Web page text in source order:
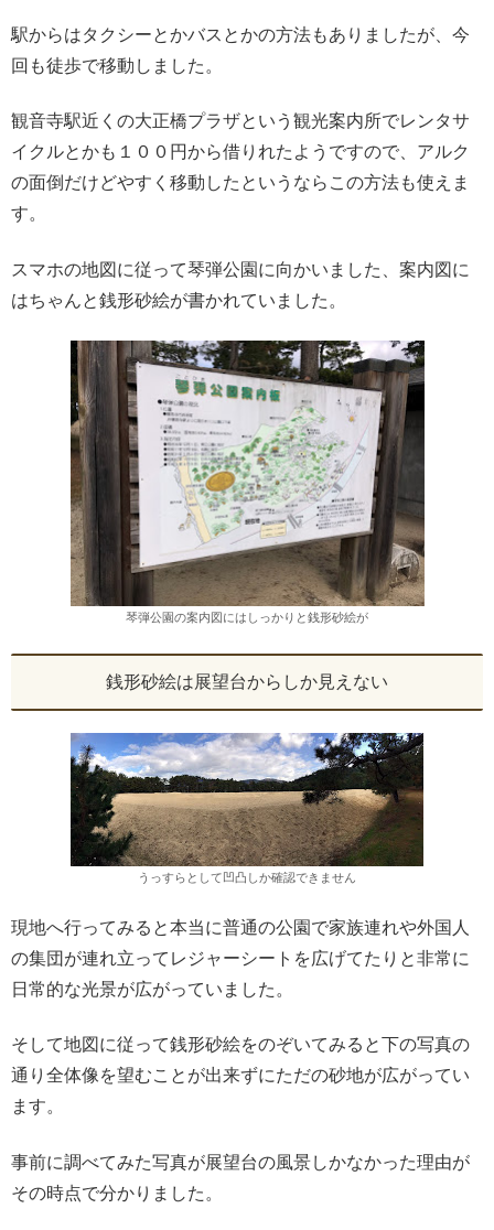
駅からはタクシーとかバスとかの方法もありましたが、今
回も徒歩で移動しました。
観音寺駅近くの大正橋プラザという観光案内所でレンタサ
イクルとかも１００円から借りれたようですので、アルク
の面倒だけどやすく移動したというならこの方法も使えま
す。
スマホの地図に従って琴弾公園に向かいました、案内図に
はちゃんと銭形砂絵が書かれていました。
琴弾公園の案内図にはしっかりと銭形砂絵が
銭形砂絵は展望台からしか見えない
うっすらとして凹凸しか確認できません
現地へ行ってみると本当に普通の公園で家族連れや外国人
の集団が連れ立ってレジャーシートを広げてたりと非常に
日常的な光景が広がっていました。
そして地図に従って銭形砂絵をのぞいてみると下の写真の
通り全体像を望むことが出来ずにただの砂地が広がってい
ます。
事前に調べてみた写真が展望台の風景しかなかった理由が
その時点で分かりました。